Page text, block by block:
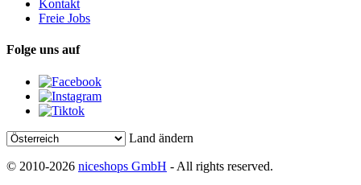
Kontakt
Freie Jobs
Folge uns auf
Land ändern
© 2010-2026 niceshops GmbH - All rights reserved.